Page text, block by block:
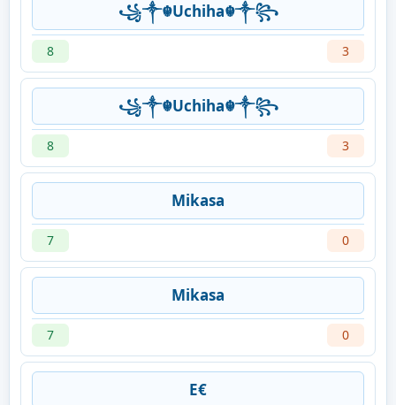
꧁༒☬Uchiha☬༒꧂
8 3
꧁༒☬Uchiha☬༒꧂
8 3
Mikasa
7 0
Mikasa
7 0
E€